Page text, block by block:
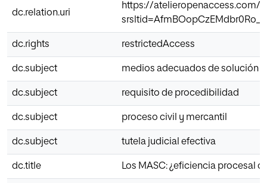
dc.relation.uri
https://atelieropenaccess.com/
dc.rights restrictedAccess
dc.subject medios adecuados de solución
dc.subject requisito de procedibilidad
dc.subject proceso civil y mercantil
dc.subject tutela judicial efectiva
dc.title Los MASC: ¿eficiencia procesal